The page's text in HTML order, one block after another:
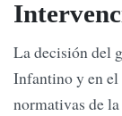
La decisión del
Infantino y en
normativas de